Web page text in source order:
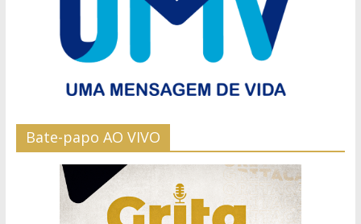
Bate-papo AO VIVO